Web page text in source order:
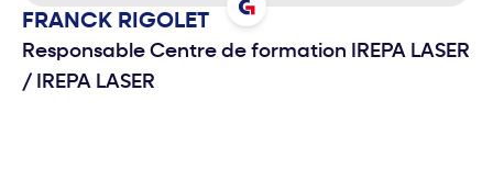
FRANCK RIGOLET
Responsable Centre de formation IREPA LASER
/ IREPA LASER